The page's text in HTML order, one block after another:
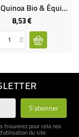
Trio De Quinoa Bio & Équitable
8,53 €Prix
trouverez pour cela nos
du site.